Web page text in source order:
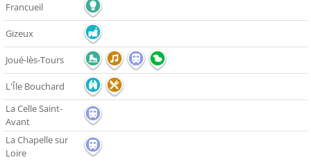
Francueil
Gizeux
Joué-lès-Tours
L'Île Bouchard
La Celle Saint-
Avant
La Chapelle sur
Loire